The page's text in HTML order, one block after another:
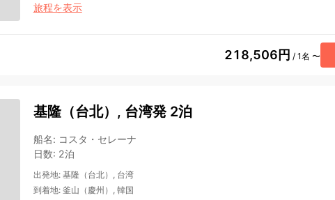
旅程を表示
218,506円 / 1名 〜
基隆（台北）, 台湾発 2泊
船名: コスタ・セレーナ
日数: 2泊
出発地: 基隆（台北）, 台湾
到着地: 釜山（慶州）, 韓国